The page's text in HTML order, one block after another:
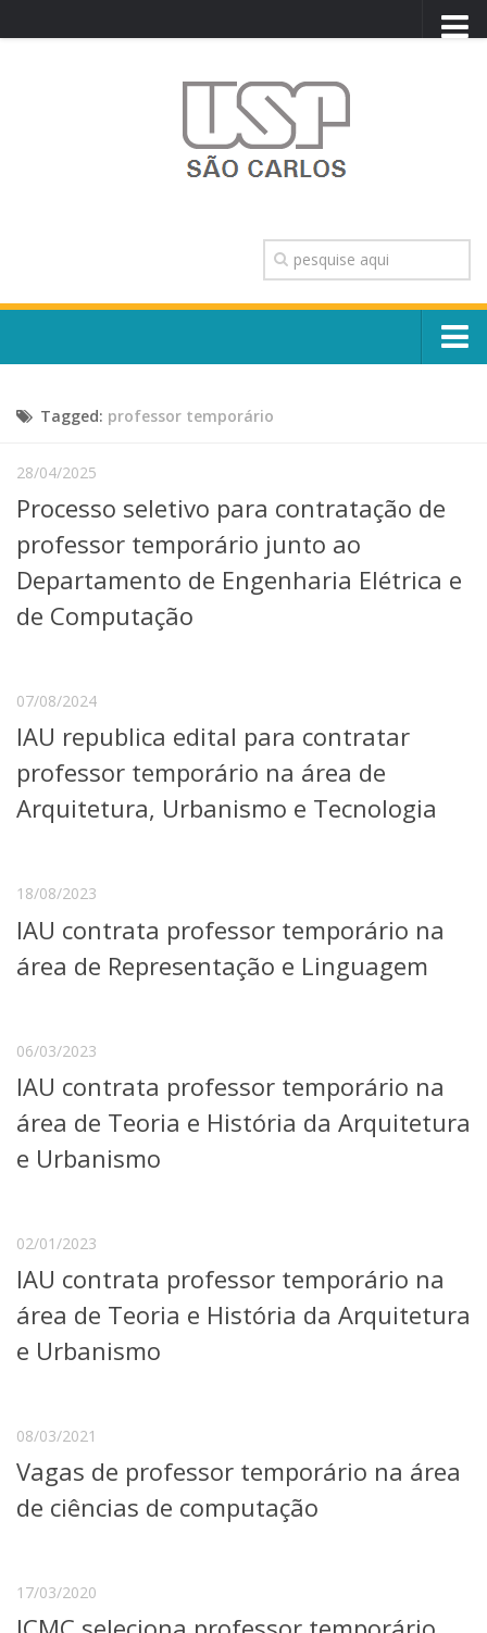
TRANSPARÊNCIA
OUVIDORIA
CONTATO
Escola, Institutos e Órgãos
Núcleos e Comissões
Telefones e Mapas
Pessoas
Graduação
Pós-Graduação
Pesquisa e Inovação
Linhas de Pesquisa
Centros, Núcleos e Projetos em Rede
Pós-doutorado
Iniciação Científica
Transferência de Tecnologia
Artes, Cultura e Esportes
Segurança, Trânsito e Prevenção
RH, Administrativo e Financeiro
Assessorias e Mídias
Agenda de Eventos
Tagged: professor temporário
28/04/2025
Processo seletivo para contratação de
professor temporário junto ao
Departamento de Engenharia Elétrica e
de Computação
07/08/2024
IAU republica edital para contratar
professor temporário na área de
Arquitetura, Urbanismo e Tecnologia
18/08/2023
IAU contrata professor temporário na
área de Representação e Linguagem
06/03/2023
IAU contrata professor temporário na
área de Teoria e História da Arquitetura
e Urbanismo
02/01/2023
IAU contrata professor temporário na
área de Teoria e História da Arquitetura
e Urbanismo
08/03/2021
Vagas de professor temporário na área
de ciências de computação
17/03/2020